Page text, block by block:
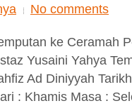
No comments
ke Ceramah
Yusaini Yahya
Ad Diniyyah
: Khamis Masa :